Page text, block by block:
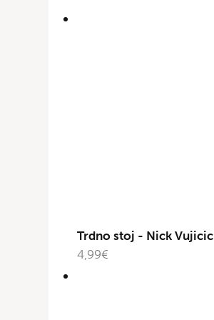
Trdno stoj - Nick Vujicic
4,99€